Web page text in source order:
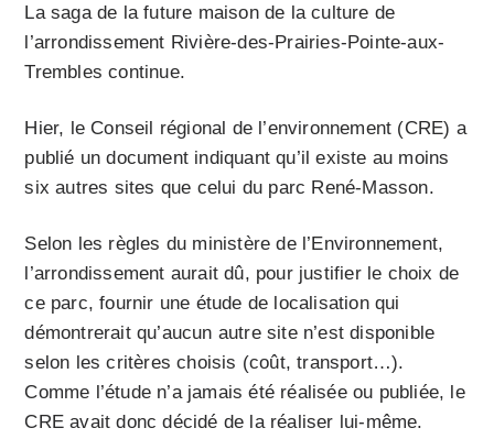
La saga de la future maison de la culture de
l’arrondissement Rivière-des-Prairies-Pointe-aux-
Trembles continue.
Hier, le Conseil régional de l’environnement (CRE) a
publié un document indiquant qu’il existe au moins
six autres sites que celui du parc René-Masson.
Selon les règles du ministère de l’Environnement,
l’arrondissement aurait dû, pour justifier le choix de
ce parc, fournir une étude de localisation qui
démontrerait qu’aucun autre site n’est disponible
selon les critères choisis (coût, transport…).
Comme l’étude n’a jamais été réalisée ou publiée, le
CRE avait donc décidé de la réaliser lui-même.